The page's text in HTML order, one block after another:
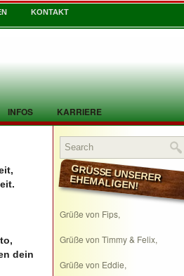
KONTAKT
INFOS KARRIERE
dein
GRÜSSE UNSERER EHEMALIGEN!
Grüße von Fips,
Grüße von Timmy & Felix,
Grüße von Eddie,